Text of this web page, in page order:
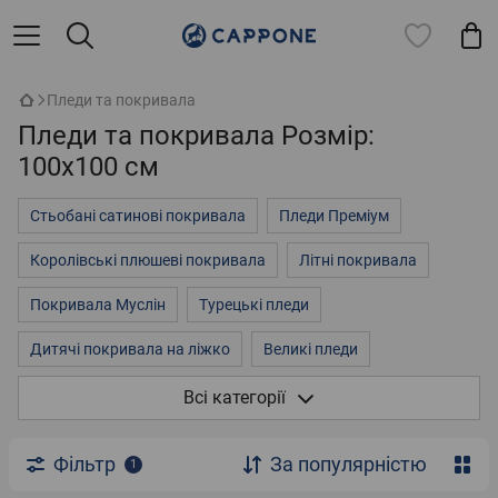
Пледи та покривала
Пледи та покривала Розмір:
100х100 см
Стьобані сатинові покривала Пледи Преміум
Королівські плюшеві покривала Літні покривала
Покривала Муслін Турецькі пледи
Дитячі покривала на ліжко Великі пледи
Покривала на двоспальне ліжко 3д покривала
Всі категорії
Фільтр 1 За популярністю